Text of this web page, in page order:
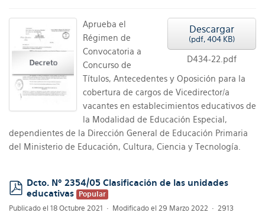
Descargar
(pdf, 404 KB)
D434-22.pdf
Aprueba el
Régimen de
Convocatoria a
Concurso de
Títulos, Antecedentes y Oposición para la
cobertura de cargos de Vicedirector/a
vacantes en establecimientos educativos de
la Modalidad de Educación Especial,
dependientes de la Dirección General de Educación Primaria
del Ministerio de Educación, Cultura, Ciencia y Tecnología.
pdf
Dcto. Nº 2354/05 Clasificación de las unidades
educativas
Popular
Publicado el 18 Octubre 2021
Modificado el 29 Marzo 2022
2913